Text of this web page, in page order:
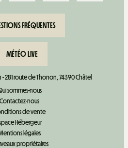
FRÉQUENTES
MÉTÉO LIVE
281 route de Thonon, 74390 Châtel
sommes-nous
Contactez-nous
de vente
Hébergeur
légales
propriétaires